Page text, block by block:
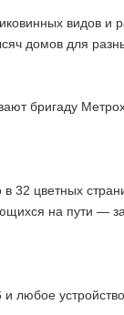
видов и
домов для
бригаду
32 цветных
на пути —
любое